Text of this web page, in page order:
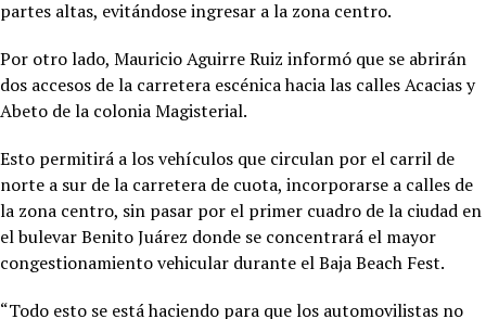
partes altas, evitándose ingresar a la zona centro.
Por otro lado, Mauricio Aguirre Ruiz informó que se abrirán
dos accesos de la carretera escénica hacia las calles Acacias y
Abeto de la colonia Magisterial.
Esto permitirá a los vehículos que circulan por el carril de
norte a sur de la carretera de cuota, incorporarse a calles de
la zona centro, sin pasar por el primer cuadro de la ciudad en
el bulevar Benito Juárez donde se concentrará el mayor
congestionamiento vehicular durante el Baja Beach Fest.
“Todo esto se está haciendo para que los automovilistas no